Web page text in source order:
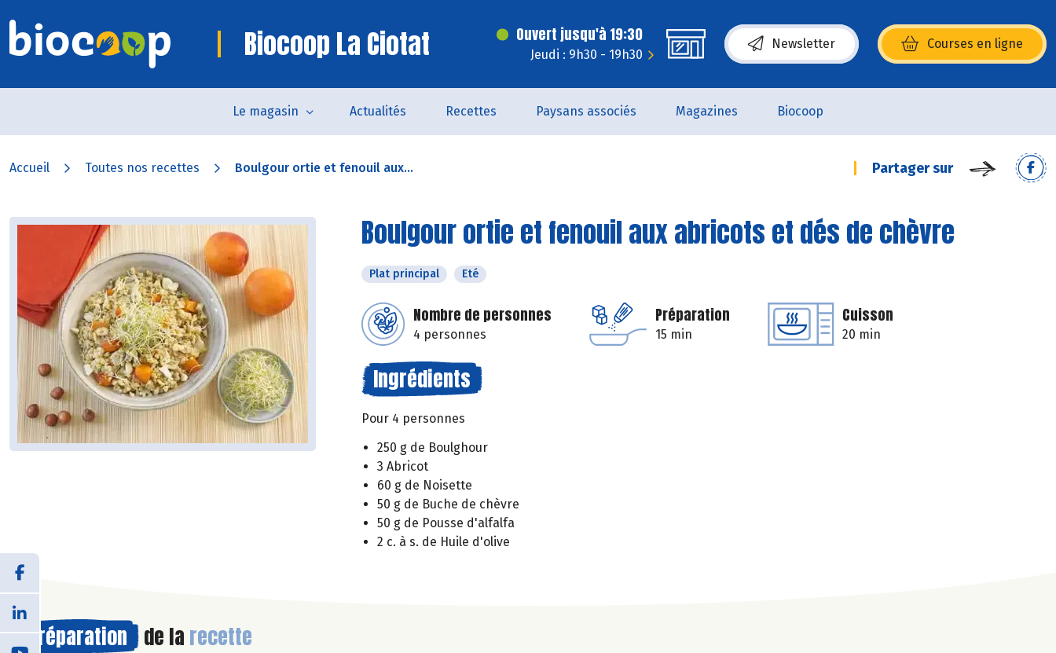
Biocoop La Ciotat Ouvert jusqu'à 19:30
Jeudi : 9h30 - 19h30
Newsletter Courses en ligne
(s’ouvre dans une nouvelle fenêtre)
Le magasin Actualités Recettes Paysans associés Magazines Biocoop
Accueil Toutes nos recettes Boulgour ortie et fenouil aux... Partager sur
Boulgour ortie et fenouil aux abricots et dés de chèvre
Plat principal Eté
Nombre de personnes
4 personnes
Préparation
15 min
Cuisson
20 min
Ingrédients
Pour 4 personnes
250 g de Boulghour
3 Abricot
60 g de Noisette
50 g de Buche de chèvre
50 g de Pousse d'alfalfa
2 c. à s. de Huile d'olive
Préparation de la recette